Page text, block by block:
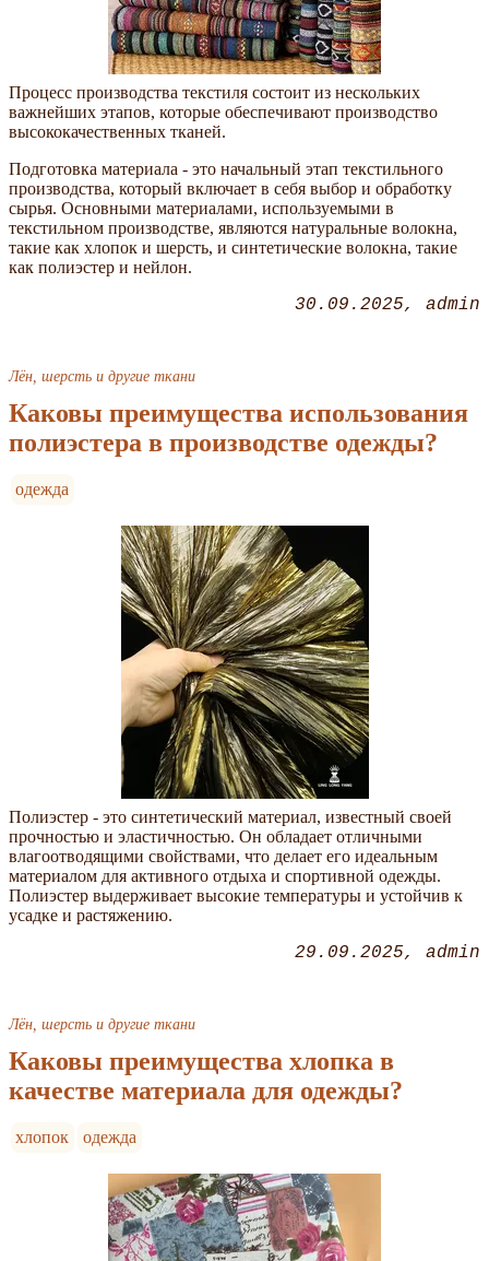
Процесс производства текстиля состоит из нескольких
важнейших этапов, которые обеспечивают производство
высококачественных тканей.
Подготовка материала - это начальный этап текстильного
производства, который включает в себя выбор и обработку
сырья. Основными материалами, используемыми в
текстильном производстве, являются натуральные волокна,
такие как хлопок и шерсть, и синтетические волокна, такие
как полиэстер и нейлон.
30.09.2025 admin
Лён, шерсть и другие ткани
Каковы преимущества использования
полиэстера в производстве одежды?
одежда
Полиэстер - это синтетический материал, известный своей
прочностью и эластичностью. Он обладает отличными
влагоотводящими свойствами, что делает его идеальным
материалом для активного отдыха и спортивной одежды.
Полиэстер выдерживает высокие температуры и устойчив к
усадке и растяжению.
29.09.2025 admin
Лён, шерсть и другие ткани
Каковы преимущества хлопка в
качестве материала для одежды?
хлопок одежда